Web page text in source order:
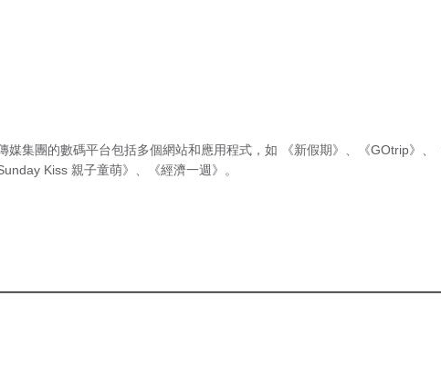
媒集團的數碼平台包括多個網站和應用程式，如 《新假期》 《GOtrip》
Sunday Kiss 親子童萌》
《經濟一週》 。